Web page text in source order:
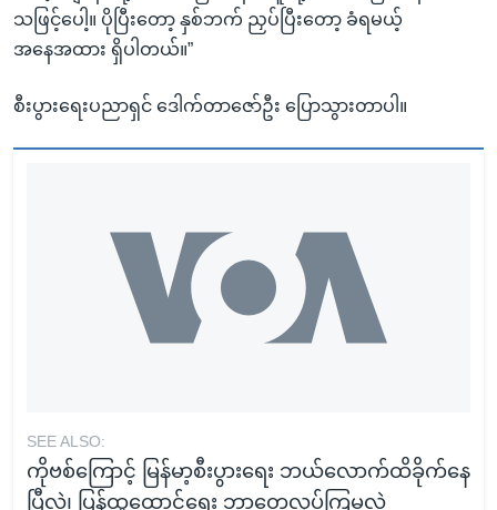
သဖြင့်ပေါ့။ ပိုပြီးတော့ နှစ်ဘက် ညှပ်ပြီးတော့ ခံရမယ့်
အနေအထား ရှိပါတယ်။”
စီးပွားရေးပညာရှင် ဒေါက်တာဇော်ဦး ပြောသွားတာပါ။
SEE ALSO:
ကိုဗစ်ကြောင့် မြန်မာ့စီးပွားရေး ဘယ်လောက်ထိခိုက်နေ
ပြီလဲ၊ ပြန်ထူထောင်ရေး ဘာတွေလုပ်ကြမလဲ